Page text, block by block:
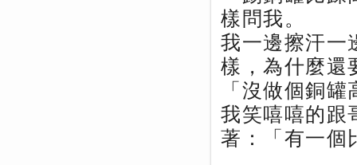
樣問我。
我一邊擦汗一
樣，為什麼還
「沒做個銅
我笑嘻嘻的跟
著：「有一個